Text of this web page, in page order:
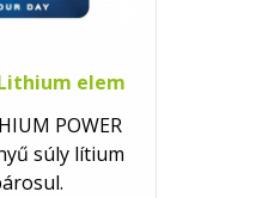
elem
POWER
súly lítium